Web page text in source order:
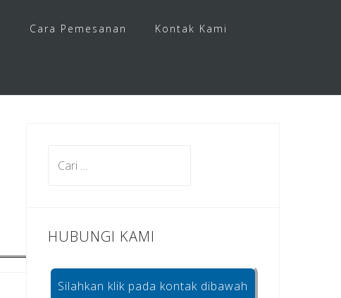
Cara Pemesanan Kontak Kami
HUBUNGI KAMI
Silahkan klik pada kontak dibawah